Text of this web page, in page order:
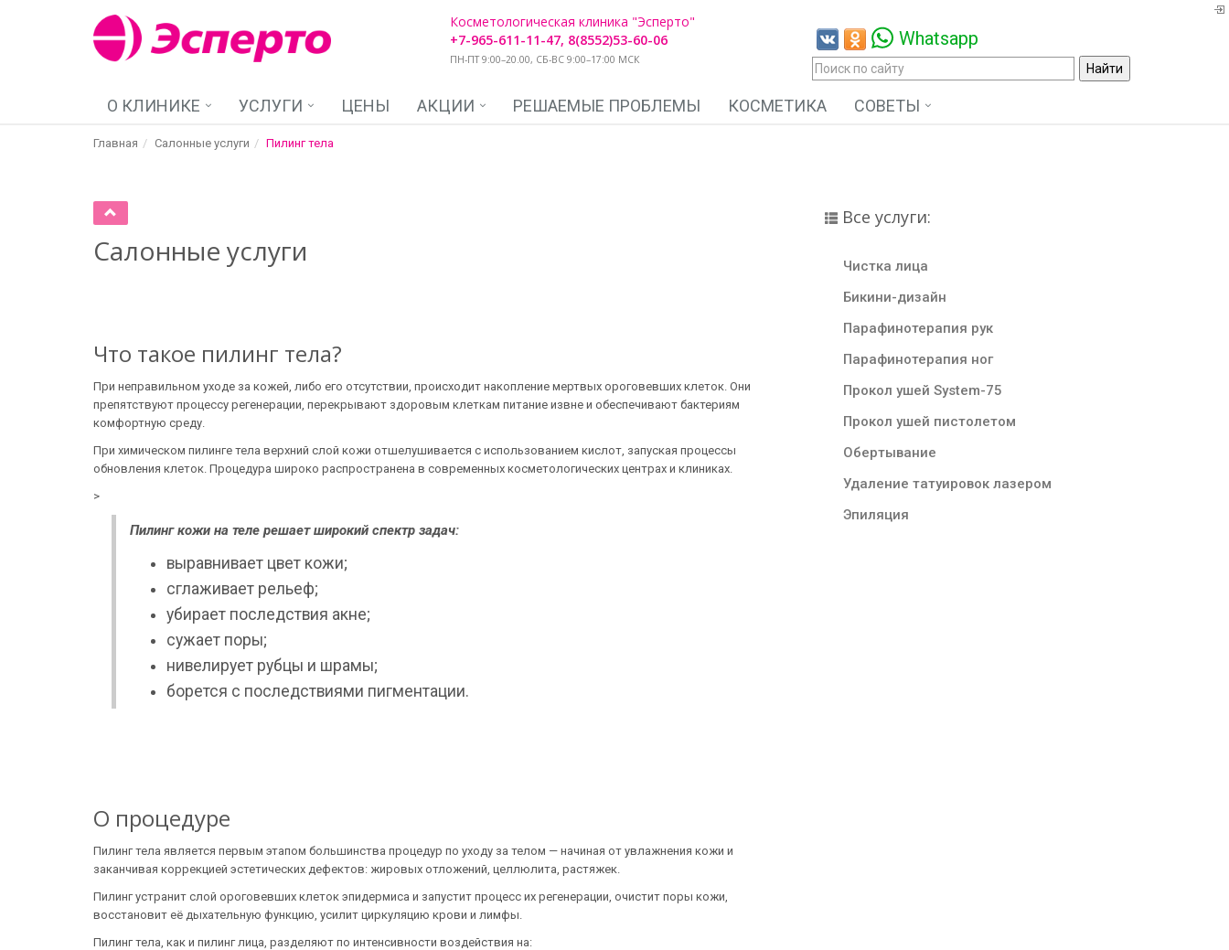
Косметологическая клиника "Эсперто"
+7-965-611-11-47, 8(8552)53-60-06
ПН-ПТ 9:00–20.00, СБ-ВС 9:00–17:00 МСК
Whatsapp
О КЛИНИКЕ УСЛУГИ ЦЕНЫ АКЦИИ РЕШАЕМЫЕ ПРОБЛЕМЫ КОСМЕТИКА СОВЕТЫ
Главная Салонные услуги Пилинг тела
Салонные услуги
Что такое пилинг тела?
При неправильном уходе за кожей, либо его отсутствии, происходит накопление мертвых ороговевших клеток. Они
препятствуют процессу регенерации, перекрывают здоровым клеткам питание извне и обеспечивают бактериям
комфортную среду.
При химическом пилинге тела верхний слой кожи отшелушивается с использованием кислот, запуская процессы
обновления клеток. Процедура широко распространена в современных косметологических центрах и клиниках.
>
Пилинг кожи на теле решает широкий спектр задач:
выравнивает цвет кожи;
сглаживает рельеф;
убирает последствия акне;
сужает поры;
нивелирует рубцы и шрамы;
борется с последствиями пигментации.
О процедуре
Пилинг тела является первым этапом большинства процедур по уходу за телом — начиная от увлажнения кожи и
заканчивая коррекцией эстетических дефектов: жировых отложений, целлюлита, растяжек.
Пилинг устранит слой ороговевших клеток эпидермиса и запустит процесс их регенерации, очистит поры кожи,
восстановит её дыхательную функцию, усилит циркуляцию крови и лимфы.
Пилинг тела, как и пилинг лица, разделяют по интенсивности воздействия на:
Все услуги:
Чистка лица
Бикини-дизайн
Парафинотерапия рук
Парафинотерапия ног
Прокол ушей System-75
Прокол ушей пистолетом
Обертывание
Удаление татуировок лазером
Эпиляция